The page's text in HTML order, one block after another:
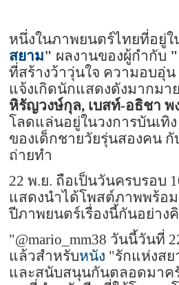
หนึ่งในภาพยนตร์ไทยที่อยู่ใ
สยาม" ผลงานของผู้กำกับ
ที่สร้างว้าวุ่นใจ ความอบอุ่
แจ้งเกิดนักแสดงดังมากมา
หิรัญวงษ์กุล, เบสท์-อธิชา
โลดแล่นอยู่ในวงการบันเทิ
ของเด็กชายวัยรุ่นสองคน กั
ถ่ายทำ
22 พ.ย. ถือเป็นวันครบรอบ
แสดงนำได้โพสต์ภาพพร้อ
ปีภาพยนตร์เรื่องนี้กันอย่าง
"@mario_mm38 วันนี้วันที่
แล้วสำหรับหนัง "รักแห่งส
และสนับสนุนกันตลอดมาค